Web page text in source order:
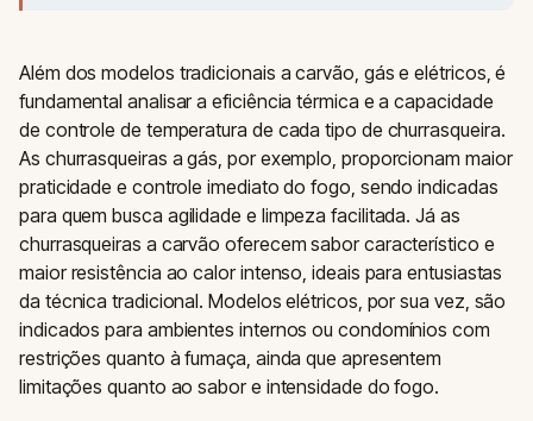
Além dos modelos tradicionais a carvão, gás e elétricos, é
fundamental analisar a eficiência térmica e a capacidade
de controle de temperatura de cada tipo de churrasqueira.
As churrasqueiras a gás, por exemplo, proporcionam maior
praticidade e controle imediato do fogo, sendo indicadas
para quem busca agilidade e limpeza facilitada. Já as
churrasqueiras a carvão oferecem sabor característico e
maior resistência ao calor intenso, ideais para entusiastas
da técnica tradicional. Modelos elétricos, por sua vez, são
indicados para ambientes internos ou condomínios com
restrições quanto à fumaça, ainda que apresentem
limitações quanto ao sabor e intensidade do fogo.